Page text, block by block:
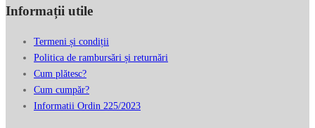
7381JH
Informații utile
Termeni și condiții
Politica de rambursări și returnări
Cum plătesc?
Cum cumpăr?
Informatii Ordin 225/2023